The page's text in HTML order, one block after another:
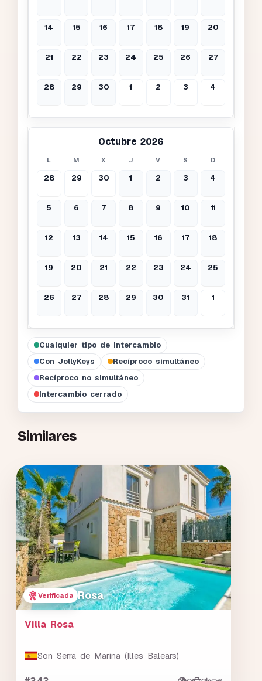
14 15 16 17 18 19 20
21 22 23 24 25 26 27
28 29 30 1 2 3 4
Octubre 2026
L M X J V S D
28 29 30 1 2 3 4
5 6 7 8 9 10 11
12 13 14 15 16 17 18
19 20 21 22 23 24 25
26 27 28 29 30 31 1
Cualquier tipo de intercambio
Con JollyKeys
Recíproco simultáneo
Recíproco no simultáneo
Intercambio cerrado
Similares
Verificada Rosa
Villa Rosa
Son Serra de Marina (Illes Balears)